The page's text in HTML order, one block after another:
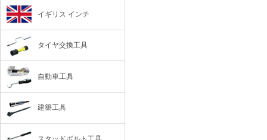
イギリス インチ
タイヤ交換工具
自動車工具
建築工具